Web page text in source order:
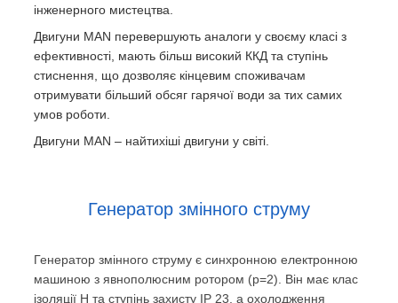
інженерного мистецтва.
Двигуни MAN перевершують аналоги у своєму класі з
ефективності, мають більш високий ККД та ступінь
стиснення, що дозволяє кінцевим споживачам
отримувати більший обсяг гарячої води за тих самих
умов роботи.
Двигуни MAN – найтихіші двигуни у світі.
Генератор змінного струму
Генератор змінного струму є синхронною електронною
машиною з явнополюсним ротором (р=2). Він має клас
ізоляції Н та ступінь захисту IP 23, а охолодження